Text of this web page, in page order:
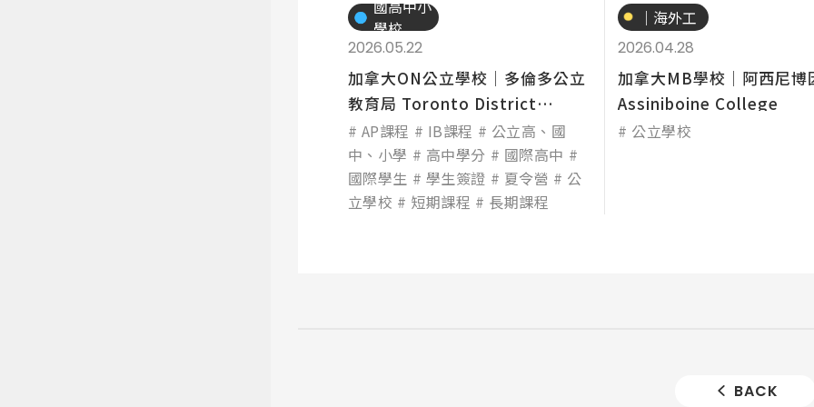
國高中小
學校
2026.05.22
加拿大ON公立學校│多倫多公立
教育局 Toronto District
Scho...
AP課程 IB課程
公立高、國
中、小學
高中學分
國際高中
國際學生
學生簽證 夏令營
公
立學校
短期課程 長期課程
｜海外工
讀
2026.04.28
加拿大MB學校│阿西尼博
Assiniboine College
公立學校
BACK